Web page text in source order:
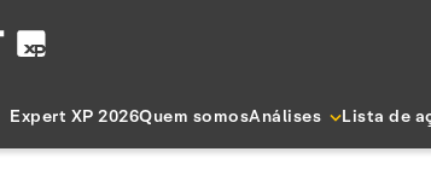
Expert XP 2026Quem somosAnálises Lista de